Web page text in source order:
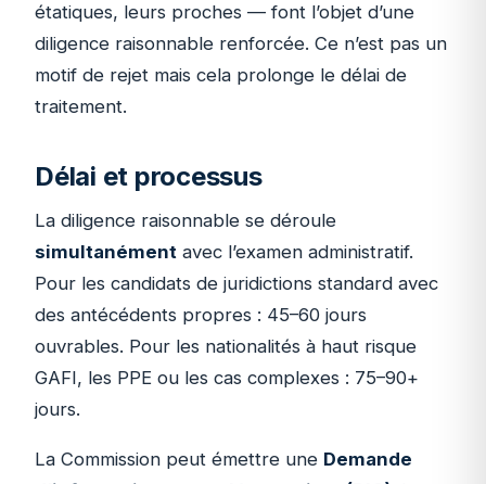
étatiques, leurs proches — font l’objet d’une
diligence raisonnable renforcée. Ce n’est pas un
motif de rejet mais cela prolonge le délai de
traitement.
Délai et processus
La diligence raisonnable se déroule
simultanément avec l’examen administratif.
Pour les candidats de juridictions standard avec
des antécédents propres : 45–60 jours
ouvrables. Pour les nationalités à haut risque
GAFI, les PPE ou les cas complexes : 75–90+
jours.
La Commission peut émettre une Demande